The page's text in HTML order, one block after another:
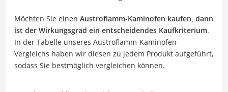
Möchten Sie einen Austroflamm-Kaminofen kaufen, dann
ist der Wirkungsgrad ein entscheidendes Kaufkriterium.
In der Tabelle unseres Austroflamm-Kaminofen-
Vergleichs haben wir diesen zu jedem Produkt aufgeführt,
sodass Sie bestmöglich vergleichen können.